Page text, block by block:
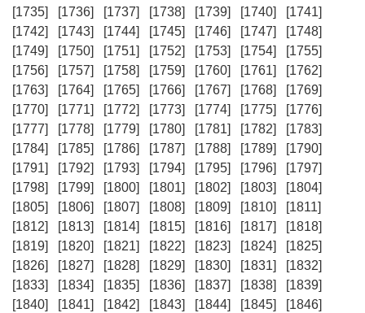
[1735]
[1736] [1737] [1738] [1739] [1740]
[1741]
[1742]
[1743] [1744] [1745] [1746] [1747]
[1748]
[1749]
[1750] [1751] [1752] [1753] [1754]
[1755]
[1756]
[1757] [1758] [1759] [1760] [1761]
[1762]
[1763]
[1764] [1765] [1766] [1767] [1768]
[1769]
[1770]
[1771] [1772] [1773] [1774] [1775]
[1776]
[1777]
[1778] [1779] [1780] [1781] [1782]
[1783]
[1784]
[1785] [1786] [1787] [1788] [1789]
[1790]
[1791]
[1792] [1793] [1794] [1795] [1796]
[1797]
[1798]
[1799] [1800] [1801] [1802] [1803]
[1804]
[1805]
[1806] [1807] [1808] [1809] [1810]
[1811]
[1812]
[1813] [1814] [1815] [1816] [1817]
[1818]
[1819]
[1820] [1821] [1822] [1823] [1824]
[1825]
[1826]
[1827] [1828] [1829] [1830] [1831]
[1832]
[1833]
[1834] [1835] [1836] [1837] [1838]
[1839]
[1840]
[1841] [1842] [1843] [1844] [1845]
[1846]